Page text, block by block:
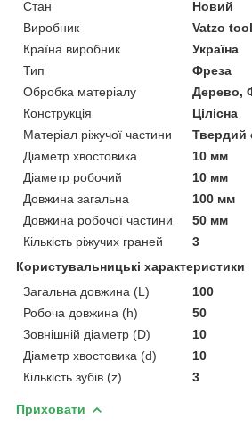
Стан
Новий
Виробник
Vatzo
Країна виробник
Україна
Тип
Фреза
Обробка матеріалу
Дерево,
Конструкція
Цілісна
Матеріал ріжучої частини
Твердий
Діаметр хвостовика
10 мм
Діаметр робочий
10 мм
Довжина загальна
100 мм
Довжина робочої частини
50 мм
Кількість ріжучих граней
3
Користувальницькі характеристики
Загальна довжина (L)
100
Робоча довжина (h)
50
Зовнішній діаметр (D)
10
Діаметр хвостовика (d)
10
Кількість зубів (z)
3
Приховати